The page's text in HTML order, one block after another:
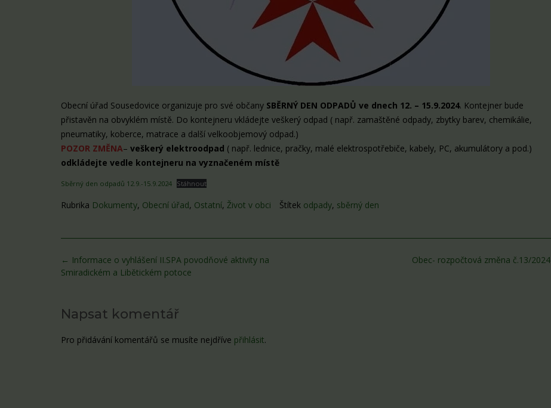
Obecní úřad Sousedovice organizuje pro své občany SBĚRNÝ DEN ODPADŮ ve dnech 12. – 15.9.2024. Kontejner bude
přistavěn na obvyklém místě. Do kontejneru vkládejte veškerý odpad ( např. zamaštěné odpady, zbytky barev, chemikálie,
pneumatiky, koberce, matrace a další velkoobjemový odpad.)
POZOR ZMĚNA– veškerý elektroodpad ( např. lednice, pračky, malé elektrospotřebiče, kabely, PC, akumulátory a pod.)
odkládejte vedle kontejneru na vyznačeném místě
Sběrný den odpadů 12.9.-15.9.2024 Stáhnout
Rubrika Dokumenty, Obecní úřad, Ostatní, Život v obci Štítek odpady, sběrný den
Post
navigation
Obec- rozpočtová změna č.13/2024
← Informace o vyhlášení II.SPA povodňové aktivity na
Smiradickém a Libětickém potoce
Napsat komentář
Pro přidávání komentářů se musíte nejdříve přihlásit.